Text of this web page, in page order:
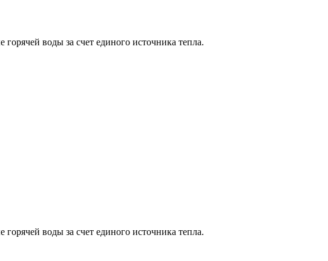
воды за счет единого источника тепла.
воды за счет единого источника тепла.